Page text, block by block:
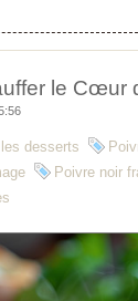
le Cœur
desserts
Poivre noir